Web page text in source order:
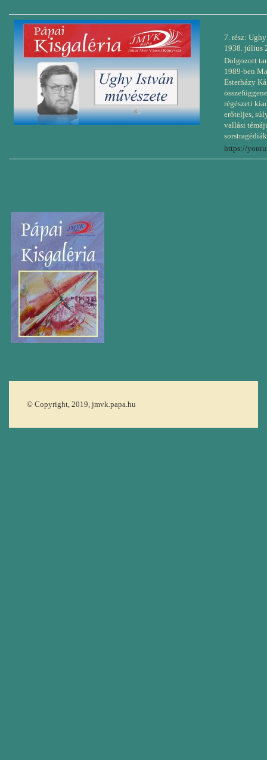
7. rész:
1938. július
Dolgozott
1989-ben
Esterházy
régészeti
erőteljes,
vallási
https://
© Copyright, 2019, jmvk.papa.hu